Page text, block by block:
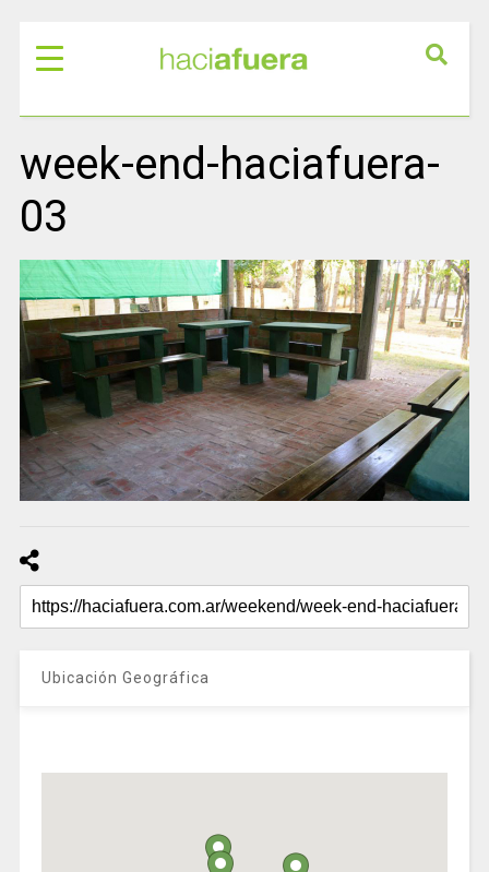
week-end-haciafuera-
03
Ubicación Geográfica